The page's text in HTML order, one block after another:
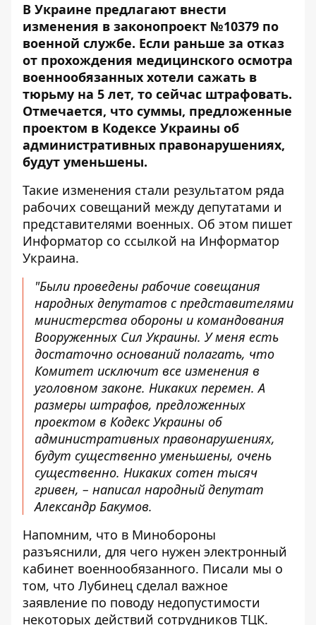
В Украине предлагают внести
изменения в законопроект №10379 по
военной службе. Если раньше за отказ
от прохождения медицинского осмотра
военнообязанных хотели сажать в
тюрьму на 5 лет, то сейчас штрафовать.
Отмечается, что суммы, предложенные
проектом в Кодексе Украины об
административных правонарушениях,
будут уменьшены.
Такие изменения стали результатом ряда
рабочих совещаний между депутатами и
представителями военных. Об этом пишет
Информатор со ссылкой на Информатор
Украина.
"Были проведены рабочие совещания
народных депутатов с представителями
министерства обороны и командования
Вооруженных Сил Украины. У меня есть
достаточно оснований полагать, что
Комитет исключит все изменения в
уголовном законе. Никаких перемен. А
размеры штрафов, предложенных
проектом в Кодекс Украины об
административных правонарушениях,
будут существенно уменьшены, очень
существенно. Никаких сотен тысяч
гривен, – написал народный депутат
Александр Бакумов.
Напомним, что в Минобороны
разъяснили, для чего нужен электронный
кабинет военнообязанного. Писали мы о
том, что Лубинец сделал важное
заявление по поводу недопустимости
некоторых действий сотрудников ТЦК.